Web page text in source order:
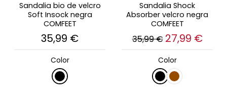
Sandalia bio de velcro
Soft Insock negra
COMFEET
35,99 €
Color
Sandalia Shock
Absorber velcro negra
COMFEET
35,99 € 27,99 €
Color